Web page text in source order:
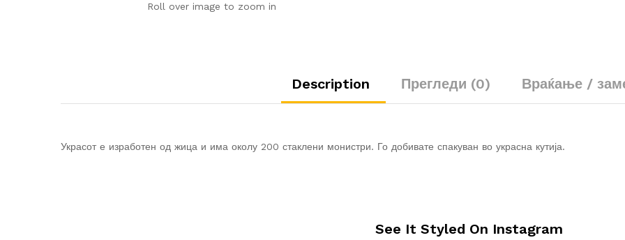
Roll over image to zoom in
Description Прегледи (0) Враќање /
Украсот е изработен од жица и има околу 200 стаклени монистри. Го добивате спакуван во украсна кутија.
See It Styled On Instagram